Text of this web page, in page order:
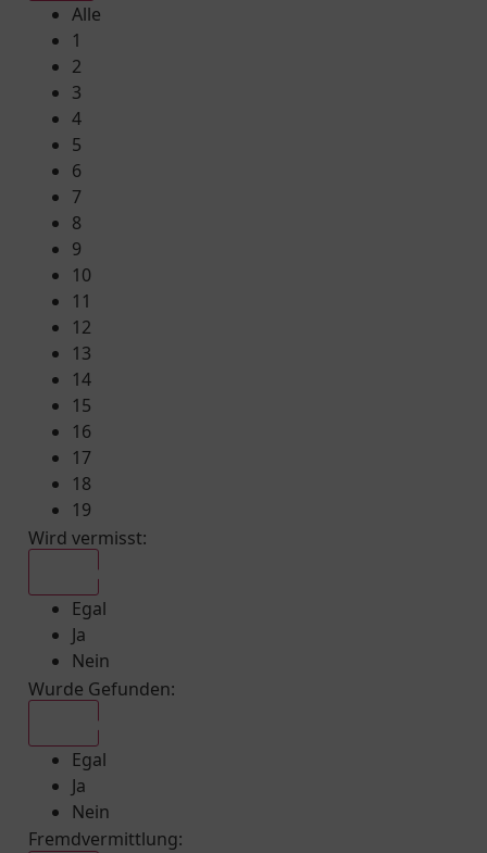
Alle
1
2
3
4
5
6
7
8
9
10
11
12
13
14
15
16
17
18
19
Wird vermisst:
Egal
Ja
Nein
Wurde Gefunden:
Egal
Ja
Nein
Fremdvermittlung: